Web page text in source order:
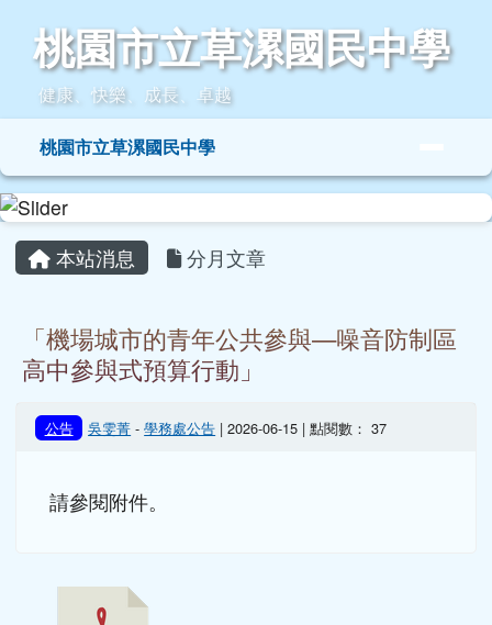
桃園市立草漯國民中學
桃園市立草漯國民中學
健康、快樂、成長、卓越
導覽列桃園市立草漯國民中學
主內容區域
本站消息 分月文章
「機場城市的青年公共參與—噪音防制區
高中參與式預算行動」
公告 吳雯菁 -學務處公告 | 2026-06-15 | 點閱數： 37
請參閱附件。
頁尾區域